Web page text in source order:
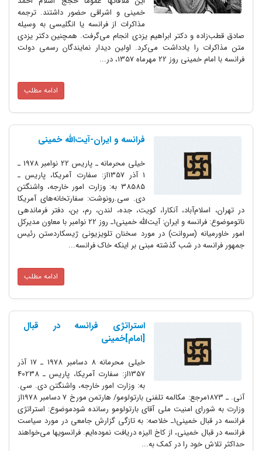
خمینی و اشراقی حضور داشتند. ترجمه
مذاکرات از فرانسه یا انگلیسی به وسیله
صادق قطب‌زاده و دکتر ابراهیم یزدی انجام می‌گرفت. همچنین دکتر یزدی
متن مذاکرات را یادداشت می‌کرد. اولین دیدار نمایندگان رسمی دولت
فرانسه با امام خمینی روز 22 مهرماه 1357، در...
ادامه مطلب
فرانسه و ایران-آیت‌الله خمینی
خیلی محرمانه ـ پاریس 22 نوامبر 1978 ـ
1 آذر 1357از: سفارت آمریکا، پاریس ـ
38585 به: وزارت امور خارجه، واشنگتن
دی. سی.رونوشت: سفارتخانه‌های آمریکا
در تهران، اسلام‌آباد، آنکارا، کویت، جده، لندن، رم، بن، دفتر فرماندهی
ناتوموضوع: فرانسه و ایران: آیت‌الله خمینی1ـ روز 22 نوامبر با معاون مدیرکل
امور خاورمیانه (سروانت) در مورد سخنان تلویزیونی ژیسکاردستن رئیس
جمهور فرانسه در شب گذشته مبنی بر اینکه خاک فرانسه...
ادامه مطلب
استراتژی فرانسه در قبال
[امام]خمینی
خیلی محرمانه 8 دسامبر 1978 ـ 17 آذر
1357از: سفارت آمریکا، پاریس ـ 40238
به: وزارت امور خارجه، واشنگتن دی. سی.
آنی. ـ 1873مرجع: مکالمه تلفنی بارتولومو/ هارتمن مورخ 7 دسامبر 1978از
وزارت به شورای امنیت ملی آقای بارتولومو رسانده شودموضوع: استراتژی
فرانسه در قبال خمینی1ـ خلاصه: به تازگی گزارش جامعی در مورد سیاست
فرانسه در قبال خمینی، از کاخ الیزه دریافت نموده‌ایم. فرانسویها می‌خواهند
حداکثر تلاش خود را در کمک به...